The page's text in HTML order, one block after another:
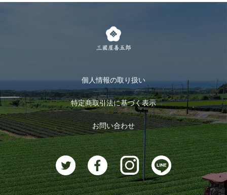
お茶のギフト
おすすめのお茶
お茶に合うスイーツ
ログイン
ログアウト
個人情報の取り扱い
特定商取引法に基づく表示
お問い合わせ